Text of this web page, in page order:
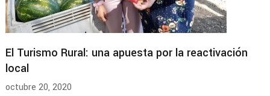
El Turismo Rural: una apuesta por la reactivación
local
octubre 20, 2020